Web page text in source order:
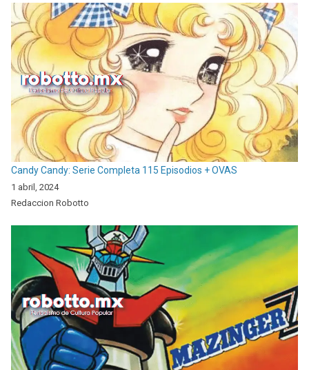
Candy Candy: Serie Completa 115 Episodios + OVAS
1 abril, 2024
Redaccion Robotto